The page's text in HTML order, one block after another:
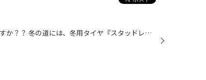
皆さん、おクルマの冬の準備はお済ですか？？ 冬の道には、冬用タイヤ『スタッドレスタイヤ』がおススメです(^_-)-☆ スタッドレスタイヤの準備は早い方が安心ですよ(#^.^#) 特に、今年おクルマを新しくご購入した方は要注意です！！ スタッドレスタイヤは、季節用品ですので数に限りがあります。 販...